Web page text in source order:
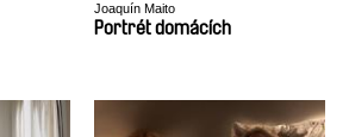
Joaquín Maito
Portrét domácích